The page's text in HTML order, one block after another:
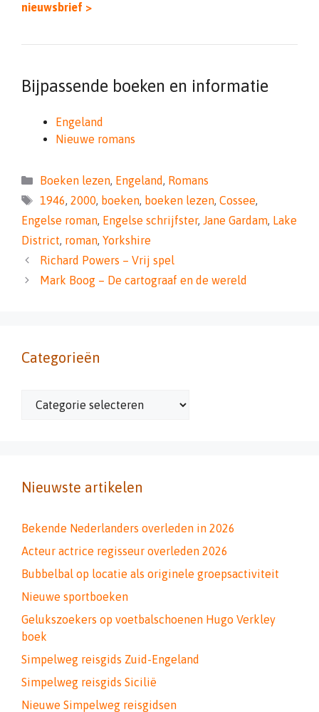
nieuwsbrief >
Bijpassende boeken en informatie
Engeland
Nieuwe romans
Categorieën
Boeken lezen, Engeland, Romans
Tags
1946, 2000, boeken, boeken lezen, Cossee,
Engelse roman, Engelse schrijfster, Jane Gardam, Lake
District, roman, Yorkshire
Richard Powers – Vrij spel
Mark Boog – De cartograaf en de wereld
Categorieën
Categorieën
Nieuwste artikelen
Bekende Nederlanders overleden in 2026
Acteur actrice regisseur overleden 2026
Bubbelbal op locatie als originele groepsactiviteit
Nieuwe sportboeken
Gelukszoekers op voetbalschoenen Hugo Verkley
boek
Simpelweg reisgids Zuid-Engeland
Simpelweg reisgids Sicilië
Nieuwe Simpelweg reisgidsen